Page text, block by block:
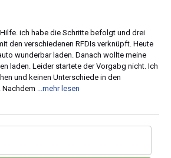
ich habe die Schritte befolgt und drei
den verschiedenen RFDIs verknüpft. Heute
wunderbar laden. Danach wollte meine
laden. Leider startete der Vorgabg nicht. Ich
und keinen Unterschiede in den
Nachdem
...mehr lesen